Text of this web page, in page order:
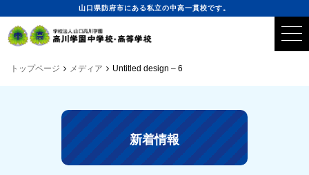
山口県防府市にある私立の中高一貫校です。
トップページ メディア Untitled design – 6
新着情報